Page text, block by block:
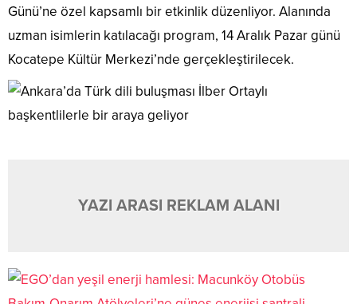
Günü’ne özel kapsamlı bir etkinlik düzenliyor. Alanında
uzman isimlerin katılacağı program, 14 Aralık Pazar günü
Kocatepe Kültür Merkezi’nde gerçekleştirilecek.
YAZI ARASI REKLAM ALANI